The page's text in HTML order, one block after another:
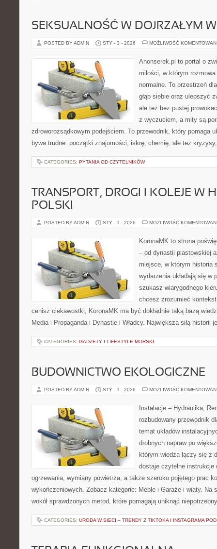
SEKSUALNOŚĆ W DOJRZAŁYM
POSTED BY ADMIN STY - 3 - 2026 MOŻLIWOŚĆ
Anonserek.pl to portal o
miłości, w którym
normalne. To przestrzeń
głąb siebie oraz ulepszyć
ale też bez pustej
z wyczuciem, a mity są
zdroworozsądkowym podejściem. To przewodnik, który pomaga
bywa trudne: początki znajomości, iskrę, chemię, ale też
CATEGORIES: PYTANIA OD CZYTELNIKÓW
TRANSPORT, DROGI I KOLEJE W
POLSKI
POSTED BY ADMIN STY - 1 - 2026 MOŻLIWOŚĆ
KoronaMK to strona
– od dynastii piastowskiej
miejsce, w którym historia
wydarzenia układają się w
szukasz wiarygodnego
chcesz zrozumieć
cenisz ciekawostki, KoronaMK ma być dokładnie taką bazą
Media i Propaganda i Dynastie i Władcy. Największą siłą historii
CATEGORIES: GADŻETY I LIFESTYLE MORSKI
BUDOWNICTWO EKOLOGICZNE
POSTED BY ADMIN STY - 1 - 2026 MOŻLIWOŚĆ
Instalacje – Hydraulika,
rozbudowany przewodnik
temat układów
drobnych napraw po
którym wiedza łączy się z
dostaje czytelne instrukcje
ogrzewania, wymiany powietrza, a także szeroko pojętego prac
wykończeniowych. Zobacz kategorie: Meble i Garaże i wiaty. Na
wokół sprawdzonych metod, które pomagają uniknąć
CATEGORIES: URODA W SIECI – TRENDY Z TIKTOKA I INSTAGRAMA